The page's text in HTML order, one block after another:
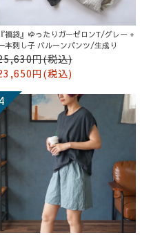
『福袋』ゆったりガーゼロンT/グレー +
本刺し子 バルーンパンツ/生成り
円(税込)
円(税込)